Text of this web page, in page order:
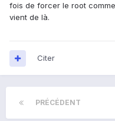
fois de forcer le root
vient de là.
Citer
PRÉCÉDENT